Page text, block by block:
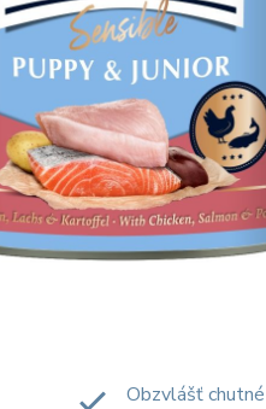
Obzvlášť chutné